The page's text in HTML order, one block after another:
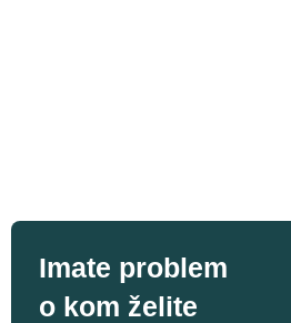
Imate problem
o kom želite